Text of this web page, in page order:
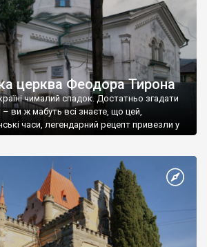
церква Феодора Тирона
чималий спадок. Достатньо згадати
– ви ж мабуть всі знаєте, що цей,
часи, легендарний рецепт привезли у